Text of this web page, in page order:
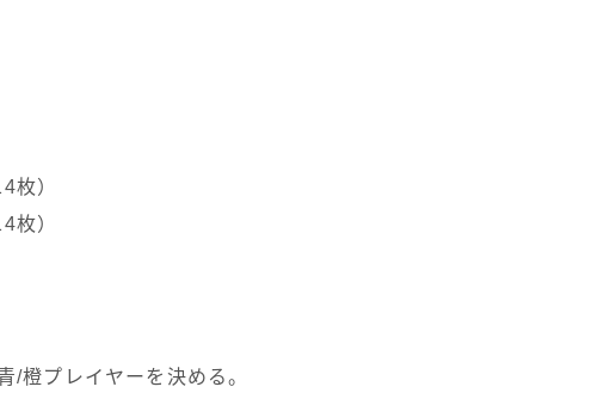
枚）
枚）
/橙プレイヤーを決める。